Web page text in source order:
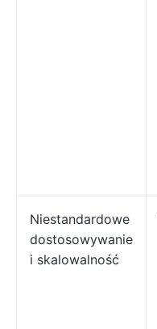
Niestandardowe
dostosowywanie
i skalowalność